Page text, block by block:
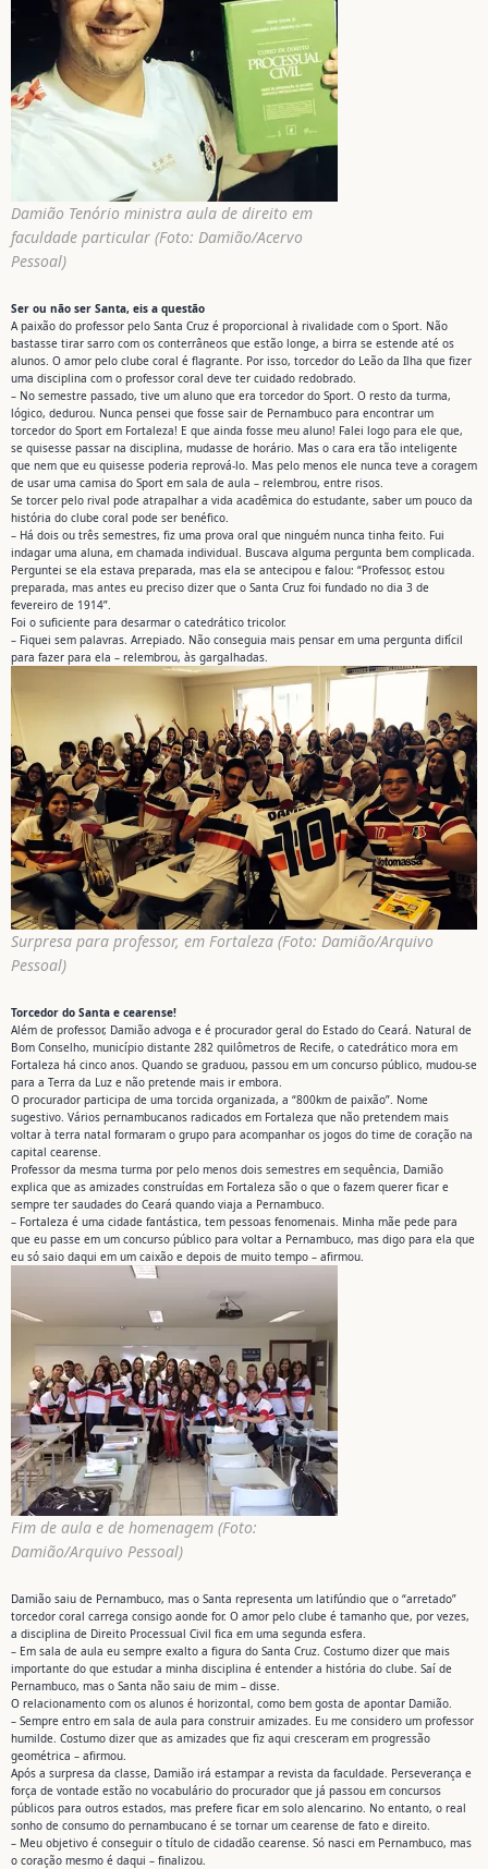
Damião Tenório ministra aula de direito em
faculdade particular (Foto: Damião/Acervo
Pessoal)
Ser ou não ser Santa, eis a questão
A paixão do professor pelo Santa Cruz é proporcional à rivalidade com o Sport. Não
bastasse tirar sarro com os conterrâneos que estão longe, a birra se estende até os
alunos. O amor pelo clube coral é flagrante. Por isso, torcedor do Leão da Ilha que fizer
uma disciplina com o professor coral deve ter cuidado redobrado.
– No semestre passado, tive um aluno que era torcedor do Sport. O resto da turma,
lógico, dedurou. Nunca pensei que fosse sair de Pernambuco para encontrar um
torcedor do Sport em Fortaleza! E que ainda fosse meu aluno! Falei logo para ele que,
se quisesse passar na disciplina, mudasse de horário. Mas o cara era tão inteligente
que nem que eu quisesse poderia reprová-lo. Mas pelo menos ele nunca teve a coragem
de usar uma camisa do Sport em sala de aula – relembrou, entre risos.
Se torcer pelo rival pode atrapalhar a vida acadêmica do estudante, saber um pouco da
história do clube coral pode ser benéfico.
– Há dois ou três semestres, fiz uma prova oral que ninguém nunca tinha feito. Fui
indagar uma aluna, em chamada individual. Buscava alguma pergunta bem complicada.
Perguntei se ela estava preparada, mas ela se antecipou e falou: “Professor, estou
preparada, mas antes eu preciso dizer que o Santa Cruz foi fundado no dia 3 de
fevereiro de 1914”.
Foi o suficiente para desarmar o catedrático tricolor.
– Fiquei sem palavras. Arrepiado. Não conseguia mais pensar em uma pergunta difícil
para fazer para ela – relembrou, às gargalhadas.
Surpresa para professor, em Fortaleza (Foto: Damião/Arquivo
Pessoal)
Torcedor do Santa e cearense!
Além de professor, Damião advoga e é procurador geral do Estado do Ceará. Natural de
Bom Conselho, município distante 282 quilômetros de Recife, o catedrático mora em
Fortaleza há cinco anos. Quando se graduou, passou em um concurso público, mudou-se
para a Terra da Luz e não pretende mais ir embora.
O procurador participa de uma torcida organizada, a “800km de paixão”. Nome
sugestivo. Vários pernambucanos radicados em Fortaleza que não pretendem mais
voltar à terra natal formaram o grupo para acompanhar os jogos do time de coração na
capital cearense.
Professor da mesma turma por pelo menos dois semestres em sequência, Damião
explica que as amizades construídas em Fortaleza são o que o fazem querer ficar e
sempre ter saudades do Ceará quando viaja a Pernambuco.
– Fortaleza é uma cidade fantástica, tem pessoas fenomenais. Minha mãe pede para
que eu passe em um concurso público para voltar a Pernambuco, mas digo para ela que
eu só saio daqui em um caixão e depois de muito tempo – afirmou.
Fim de aula e de homenagem (Foto:
Damião/Arquivo Pessoal)
Damião saiu de Pernambuco, mas o Santa representa um latifúndio que o “arretado”
torcedor coral carrega consigo aonde for. O amor pelo clube é tamanho que, por vezes,
a disciplina de Direito Processual Civil fica em uma segunda esfera.
– Em sala de aula eu sempre exalto a figura do Santa Cruz. Costumo dizer que mais
importante do que estudar a minha disciplina é entender a história do clube. Saí de
Pernambuco, mas o Santa não saiu de mim – disse.
O relacionamento com os alunos é horizontal, como bem gosta de apontar Damião.
– Sempre entro em sala de aula para construir amizades. Eu me considero um professor
humilde. Costumo dizer que as amizades que fiz aqui cresceram em progressão
geométrica – afirmou.
Após a surpresa da classe, Damião irá estampar a revista da faculdade. Perseverança e
força de vontade estão no vocabulário do procurador que já passou em concursos
públicos para outros estados, mas prefere ficar em solo alencarino. No entanto, o real
sonho de consumo do pernambucano é se tornar um cearense de fato e direito.
– Meu objetivo é conseguir o título de cidadão cearense. Só nasci em Pernambuco, mas
o coração mesmo é daqui – finalizou.